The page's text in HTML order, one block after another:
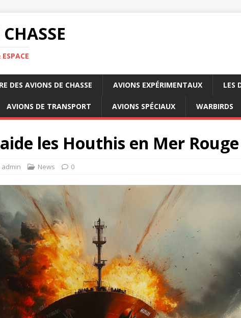
DES AVIONS DE CHASSE AVIONS EXPÉRIMENTAUX LES
AVIONS DE TRANSPORT AVIONS SPÉCIAUX WARBIRDS
les Houthis en Mer Rouge
admin News 0